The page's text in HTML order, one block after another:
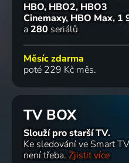
HBO, HBO2, HBO3
Cinemaxy, HBO Max 1
a 280 seriálů
Měsíc zdarma
poté 229 Kč měs.
TV BOX
Slouží pro starší TV.
Ke sledování ve Smart TV
není třeba. Zjistit více